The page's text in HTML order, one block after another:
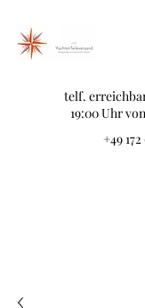
telf.
19:00 Uhr
+49 172